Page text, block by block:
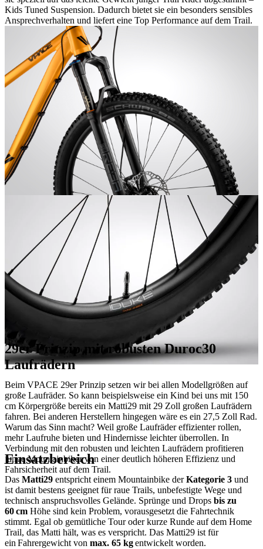
Kids Tuned Suspension. Dadurch bietet sie ein besonders sensibles
Ansprechverhalten und liefert eine Top Performance auf dem Trail.
29er Prinzip mit robusten Duroc30
Laufrädern
Beim VPACE 29er Prinzip setzen wir bei allen Modellgrößen auf
große Laufräder. So kann beispielsweise ein Kind bei uns mit 150
cm Körpergröße bereits ein Matti29 mit 29 Zoll großen Laufrädern
fahren. Bei anderen Herstellern hingegen wäre es ein 27,5 Zoll Rad.
Warum das Sinn macht? Weil große Laufräder effizienter rollen,
mehr Laufruhe bieten und Hindernisse leichter überrollen. In
Verbindung mit den robusten und leichten Laufrädern profitieren
junge Mountainbiker von einer deutlich höheren Effizienz und
Fahrsicherheit auf dem Trail.
Einsatzbereich
Das Matti29 entspricht einem Mountainbike derKategorie 3 und
ist damit bestens geeignet für raue Trails, unbefestigte Wege und
technisch anspruchsvolles Gelände. Sprünge und Drops bis zu
60 cm Höhe sind kein Problem, vorausgesetzt die Fahrtechnik
stimmt. Egal ob gemütliche Tour oder kurze Runde auf dem Home
Trail, das Matti hält, was es verspricht. Das Matti29 ist für
ein Fahrergewicht von max. 65 kgentwickelt worden.